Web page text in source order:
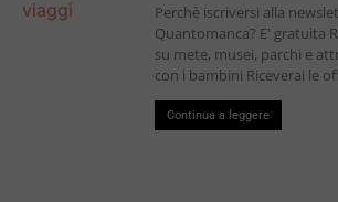
Perchè iscriversi alla
Quantomanca? E' gratuita
su mete, musei, parchi e
con i bambini Riceverai le
Continua a leggere